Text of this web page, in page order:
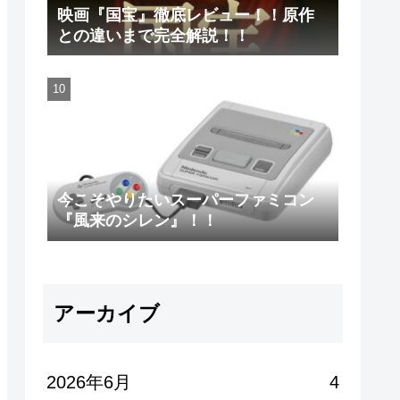
映画『国宝』徹底レビュー！！原作
との違いまで完全解説！！
今こそやりたいスーパーファミコン
『風来のシレン』！！
アーカイブ
2026年6月 4